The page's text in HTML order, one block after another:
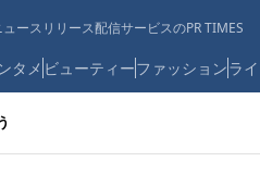
ースリリース配信サービスのPR TIMES
タメ ビューティーファッションラ